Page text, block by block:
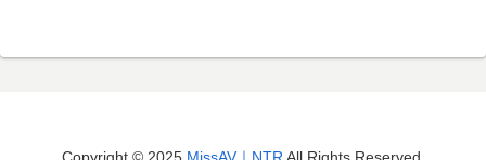
Copyright © 2025 MissAV｜NTR All Rights Reserved.